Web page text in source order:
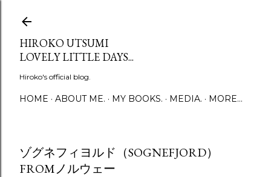
HIROKO UTSUMI
LOVELY LITTLE DAYS...
Hiroko's official blog.
HOME ABOUT ME. MY BOOKS. MEDIA. MORE…
ゾグネフィヨルド（SOGNEFJORD）
FROMノルウェー